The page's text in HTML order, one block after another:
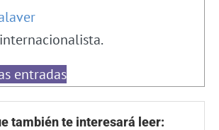
entradas
también te interesará leer: